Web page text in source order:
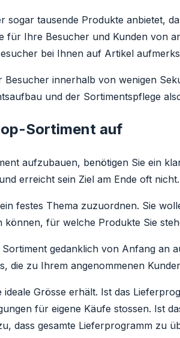
sogar tausende Produkte anbietet,
für Ihre Besucher und Kunden von
bei Ihnen auf Artikel
innerhalb von wenigen
und der Sortimentspflege
Sortiment auf
aufzubauen, benötigen Sie ein
erreicht sein Ziel am Ende oft nicht.
festes Thema zuzuordnen. Sie
können, für welche Produkte Sie
gedanklich von Anfang an
die zu Ihrem angenommenen
Grösse erhält. Ist das
für eigene Käufe stossen. Ist
dass gesamte Lieferprogramm zu